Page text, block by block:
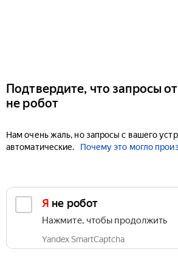
Подтвердите, что запросы
не робот
Нам очень жаль, но запросы с вашего
автоматические.
Почему это могло
Я не робот
Нажмите, чтобы продолжить
Yandex SmartCaptcha